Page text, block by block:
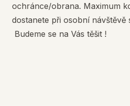
ochránce/obrana. Maximum
dostanete při osobní návštěvě
Budeme se na Vás těšit !